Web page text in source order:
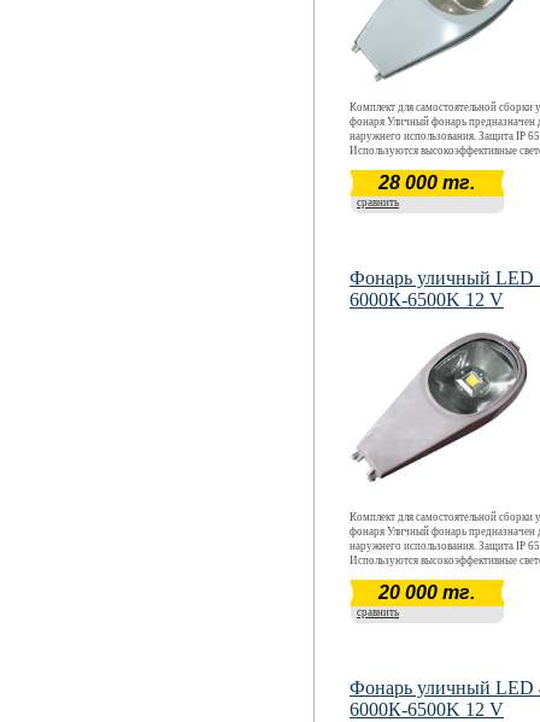
Комплект для самостоятельной сборки
фонаря Уличный фонарь предназначен
наружнего использования. Защита IP
Используются высокоэффективные
40 Вт. Цветовая температура 6000 К -
Срок окупаемости ~ 12 месяцев. Срок
эксплуатации более 5 лет.
28 000 тг.
сравнить
Фонарь уличный LED
6000К-6500K 12 V
Комплект для самостоятельной сборки
фонаря Уличный фонарь предназначен
наружнего использования. Защита IP
Используются высокоэффективные
20 Вт. Цветовая температура 6000 К -
Срок окупаемости ~ 12 месяцев. Срок
эксплуатации более 5 лет.
20 000 тг.
сравнить
Фонарь уличный LED
6000К-6500K 12 V